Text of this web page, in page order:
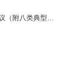
（附八类典型应